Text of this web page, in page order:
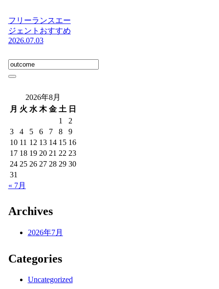
フリーランスエー
ジェントおすすめ
2026.07.03
2026年8月
月 火 水 木 金 土 日
1
2
3
4 5 6 7 8
9
10 11 12 13 14 15 16
17 18 19 20 21 22 23
24 25 26 27 28 29 30
31
« 7月
Archives
2026年7月
Categories
Uncategorized